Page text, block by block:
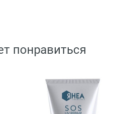
понравиться